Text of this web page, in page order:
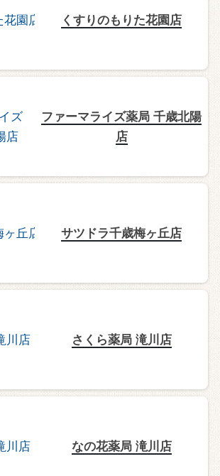
くすりのもりた花園店
ファーマライズ薬局 千歳北陽
店
サツドラ千歳梅ヶ丘店
さくら薬局 滝川店
なの花薬局 滝川店